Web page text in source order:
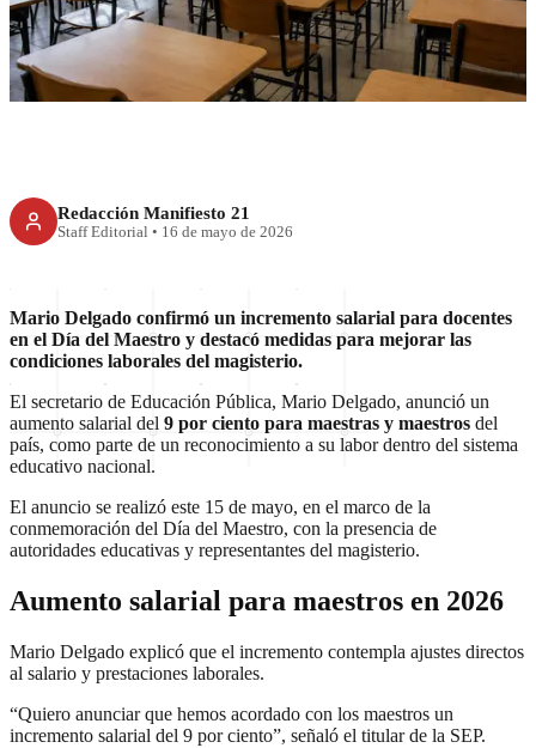
de 9% para maestros
Redacción Manifiesto 21
Staff Editorial • 16 de mayo de 2026
Mario Delgado confirmó un incremento salarial para docentes
en el Día del Maestro y destacó medidas para mejorar las
condiciones laborales del magisterio.
El secretario de Educación Pública, Mario Delgado, anunció un
aumento salarial del 9 por ciento para maestras y maestros del
país, como parte de un reconocimiento a su labor dentro del sistema
educativo nacional.
El anuncio se realizó este 15 de mayo, en el marco de la
conmemoración del Día del Maestro, con la presencia de
autoridades educativas y representantes del magisterio.
Aumento salarial para maestros en 2026
Mario Delgado explicó que el incremento contempla ajustes directos
al salario y prestaciones laborales.
“Quiero anunciar que hemos acordado con los maestros un
incremento salarial del 9 por ciento”, señaló el titular de la SEP.